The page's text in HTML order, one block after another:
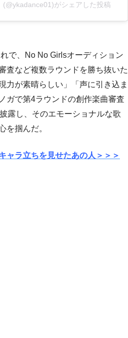
(@ykadance01)がシェアした投稿
で、No No Girlsオーディション
査など複数ラウンドを勝ち抜いた
力が素晴らしい」「声に引き込ま
ガで第4ラウンドの創作楽曲審査
露し、そのエモーショナルな歌
を掴んだ。
ャラ立ちを見せたあの人＞＞＞